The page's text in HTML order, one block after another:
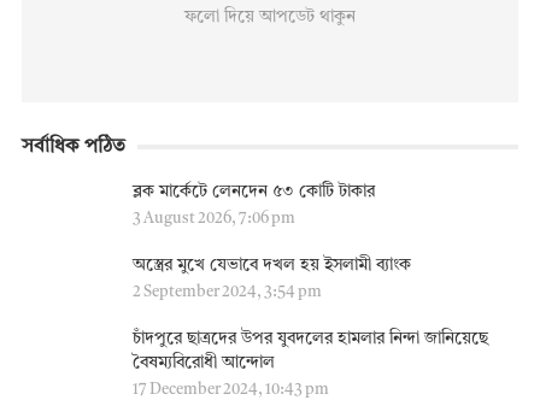
ফলো দিয়ে আপডেট থাকুন
সর্বাধিক পঠিত
ব্লক মার্কেটে লেনদেন ৫৩ কোটি টাকার
3 August 2026, 7:06 pm
অস্ত্রের মুখে যেভাবে দখল হয় ইসলামী ব্যাংক
2 September 2024, 3:54 pm
চাঁদপুরে ছাত্রদের উপর যুবদলের হামলার নিন্দা জানিয়েছে
বৈষম্যবিরোধী আন্দোল
17 December 2024, 10:43 pm